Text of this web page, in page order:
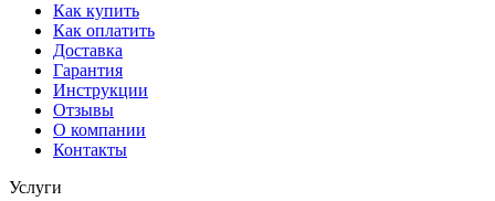
Как купить
Как оплатить
Доставка
Гарантия
Инструкции
Отзывы
О компании
Контакты
Услуги